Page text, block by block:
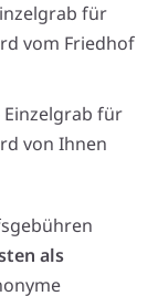
für
vom Friedhof
Einzelgrab für
von Ihnen
als